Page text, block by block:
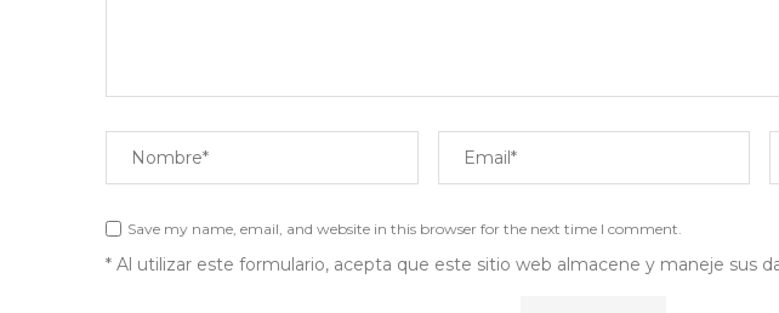
Save my name, email, and website in this browser for the next time I comment.
* Al utilizar este formulario, acepta que este sitio web almacene y maneje sus